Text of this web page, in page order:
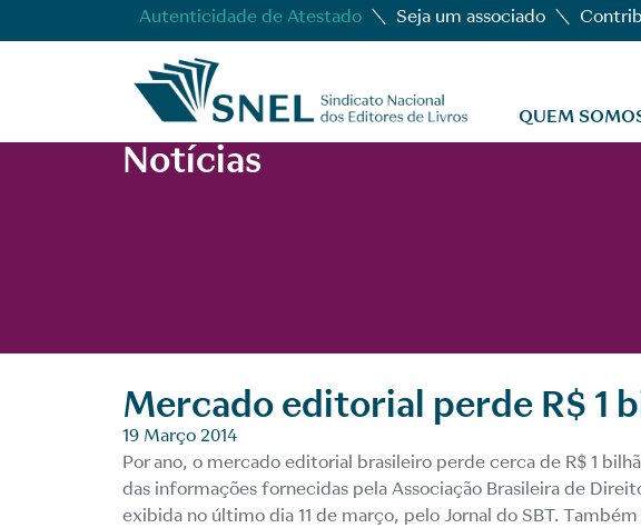
Autenticidade de Atestado Seja um associado
QUEM
Notícias
Mercado editorial perde R$ 1
19 Março 2014
Por ano, o mercado editorial brasileiro perde cerca de R$ 1
das informações fornecidas pela Associação Brasileira de
exibida no último dia 11 de março, pelo Jornal do SBT.